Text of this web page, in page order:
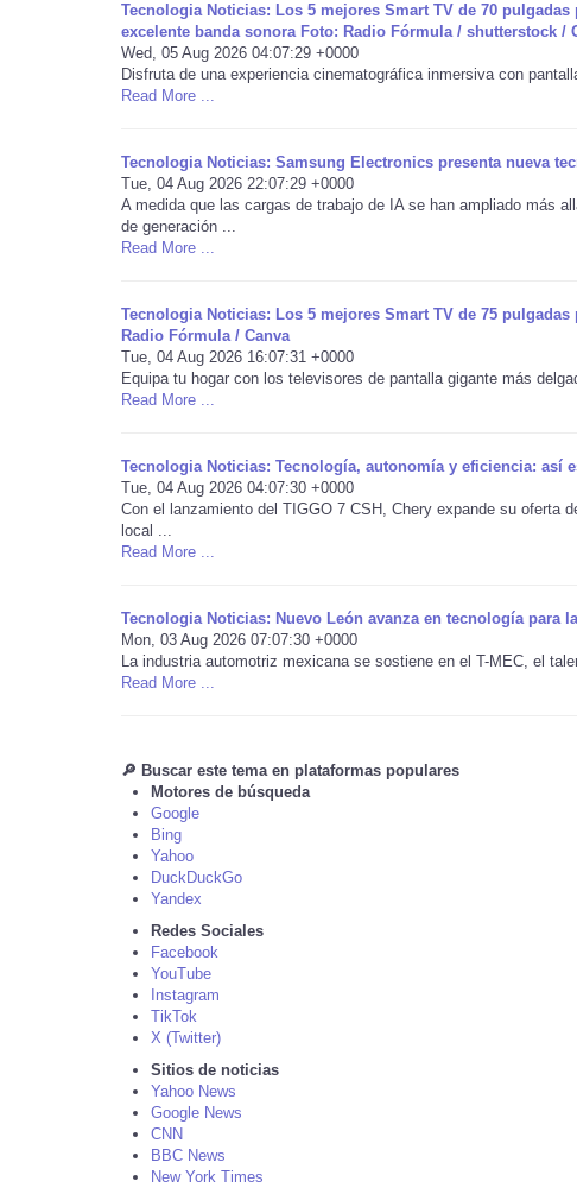
Tecnologia Noticias: Los 5 mejores Smart TV de 70
excelente banda sonora Foto: Radio Fórmula / shutterstock /
Wed, 05 Aug 2026 04:07:29 +0000
Disfruta de una experiencia cinematográfica inmersiva con
Read More ...
Tecnologia Noticias: Samsung Electronics presenta nueva
Tue, 04 Aug 2026 22:07:29 +0000
A medida que las cargas de trabajo de IA se han ampliado más
de generación ...
Read More ...
Tecnologia Noticias: Los 5 mejores Smart TV de 75
Radio Fórmula / Canva
Tue, 04 Aug 2026 16:07:31 +0000
Equipa tu hogar con los televisores de pantalla gigante más
Read More ...
Tecnologia Noticias: Tecnología, autonomía y eficiencia: así
Tue, 04 Aug 2026 04:07:30 +0000
Con el lanzamiento del TIGGO 7 CSH, Chery expande su oferta
local ...
Read More ...
Tecnologia Noticias: Nuevo León avanza en tecnología para
Mon, 03 Aug 2026 07:07:30 +0000
La industria automotriz mexicana se sostiene en el T-MEC, el
Read More ...
🔎 Buscar este tema en plataformas populares
Motores de búsqueda
Google
Bing
Yahoo
DuckDuckGo
Yandex
Redes Sociales
Facebook
YouTube
Instagram
TikTok
X (Twitter)
Sitios de noticias
Yahoo News
Google News
CNN
BBC News
New York Times